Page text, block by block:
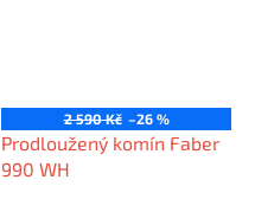
2 590 Kč –26 %
Prodloužený komín Faber
990 WH